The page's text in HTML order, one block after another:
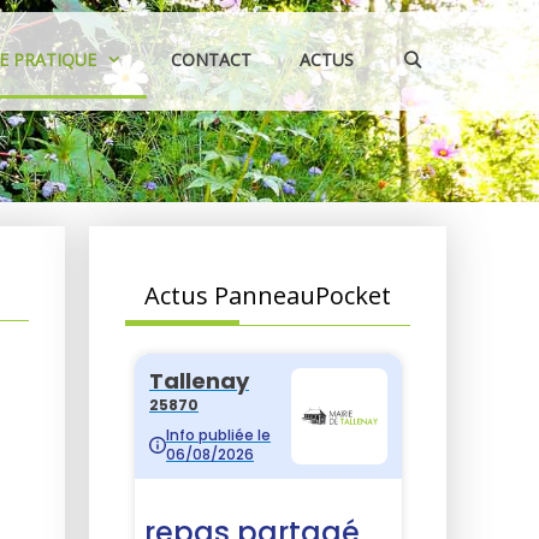
PRATIQUE CONTACT ACTUS
Actus PanneauPocket